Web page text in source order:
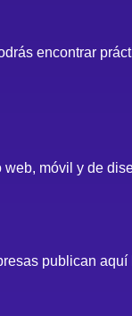
encontrar
web, móvil y de
publican aquí